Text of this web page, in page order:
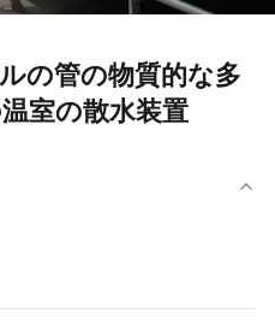
の管の物質的な多
室の散水装置